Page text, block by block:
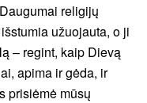
religijų
užuojauta, o ji
– regint, kaip Dievą
apima ir gėda, ir
prisiėmė mūsų